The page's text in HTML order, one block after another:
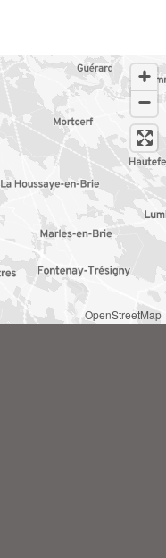
OpenStreetMap